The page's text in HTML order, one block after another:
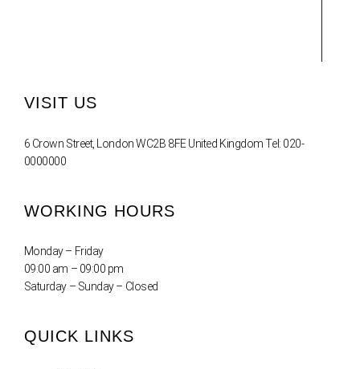
VISIT US
6 Crown Street, London WC2B 8FE United Kingdom Tel: 020-
0000000
WORKING HOURS
Monday – Friday
09:00 am – 09:00 pm
Saturday – Sunday – Closed
QUICK LINKS